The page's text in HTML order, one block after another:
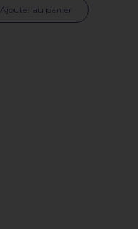
Ajouter au panier